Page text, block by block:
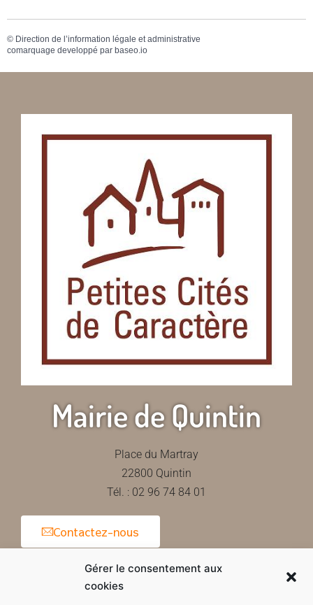
Gérer le consentement aux
cookies
© Direction de l’information légale et administrative
comarquage developpé par baseo.io
Mairie de Quintin
Place du Martray
22800 Quintin
Tél. : 02 96 74 84 01
Contactez-nous